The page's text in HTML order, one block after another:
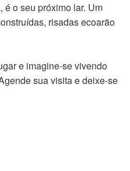
é o seu próximo lar. Um
risadas ecoarão
e imagine-se vivendo
sua visita e deixe-se